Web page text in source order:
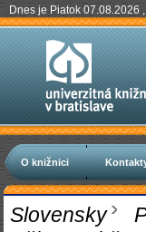
Dnes je Piatok 07.08.2026
O knižnici
Slovensky